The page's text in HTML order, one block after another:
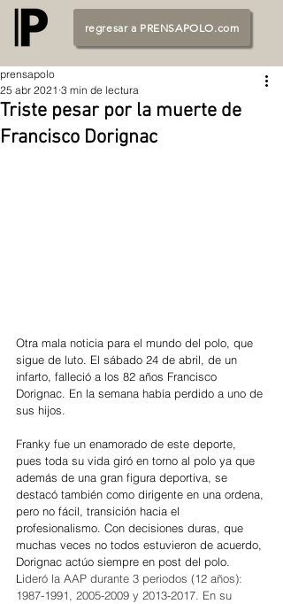
regresar a PRENSAPOLO.com
Triste pesar por la muerte de
Francisco Dorignac
prensapolo
25 abr 2021 3 min de lectura
Otra mala noticia para el mundo del polo, que
sigue de luto. El sábado 24 de abril, de un
infarto, falleció a los 82 años Francisco
Dorignac. En la semana había perdido a uno de
sus hijos.
Franky fue un enamorado de este deporte,
pues toda su vida giró en torno al polo ya que
además de una gran figura deportiva, se
destacó también como dirigente en una ordena,
pero no fácil, transición hacia el
profesionalismo. Con decisiones duras, que
muchas veces no todos estuvieron de acuerdo,
Dorignac actúo siempre en post del polo.
Lideró la AAP durante 3 periodos (12 años):
1987-1991, 2005-2009 y 2013-2017. En su